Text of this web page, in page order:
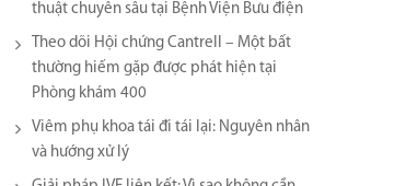
thuật chuyên sâu tại Bệnh Viện Bưu điện
Theo dõi Hội chứng Cantrell – Một bất
thường hiếm gặp được phát hiện tại
Phòng khám 400
Viêm phụ khoa tái đi tái lại​: Nguyên nhân
và hướng xử lý